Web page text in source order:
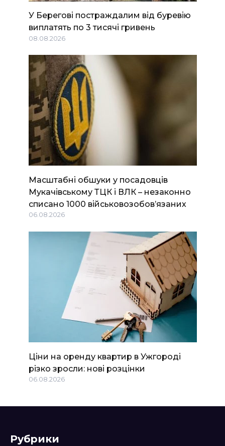
У Берегові постраждалим від буревію
виплатять по 3 тисячі гривень
08.08.2026
Масштабні обшуки у посадовців
Мукачівському ТЦК і ВЛК – незаконно
списано 1000 військовозобов’язаних
06.08.2026
Ціни на оренду квартир в Ужгороді
різко зросли: нові розцінки
06.08.2026
Рубрики